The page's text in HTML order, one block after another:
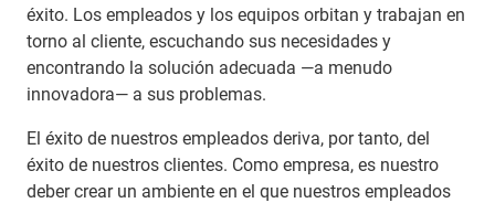
éxito. Los empleados y los equipos orbitan y trabajan en
torno al cliente, escuchando sus necesidades y
encontrando la solución adecuada —a menudo
innovadora— a sus problemas.
El éxito de nuestros empleados deriva, por tanto, del
éxito de nuestros clientes. Como empresa, es nuestro
deber crear un ambiente en el que nuestros empleados